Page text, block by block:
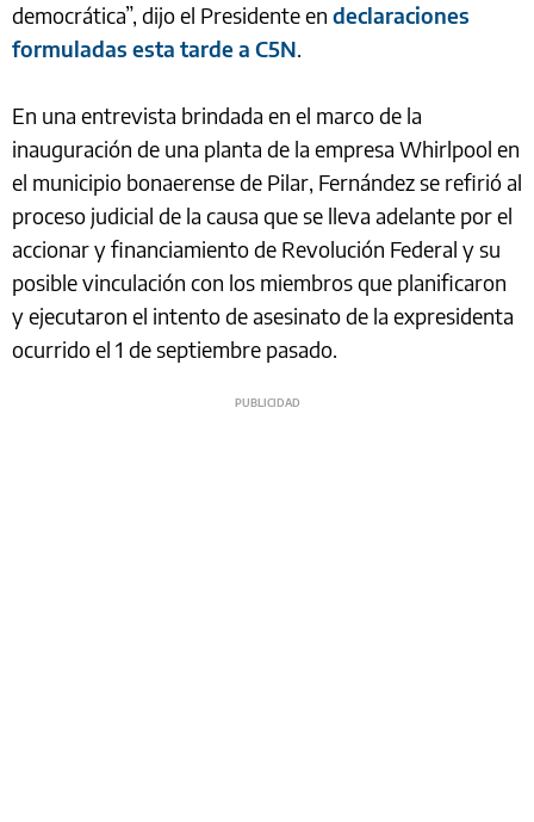
democrática”, dijo el Presidente en declaraciones
formuladas esta tarde a C5N.
En una entrevista brindada en el marco de la
inauguración de una planta de la empresa Whirlpool en
el municipio bonaerense de Pilar, Fernández se refirió al
proceso judicial de la causa que se lleva adelante por el
accionar y financiamiento de Revolución Federal y su
posible vinculación con los miembros que planificaron
y ejecutaron el intento de asesinato de la expresidenta
ocurrido el 1 de septiembre pasado.